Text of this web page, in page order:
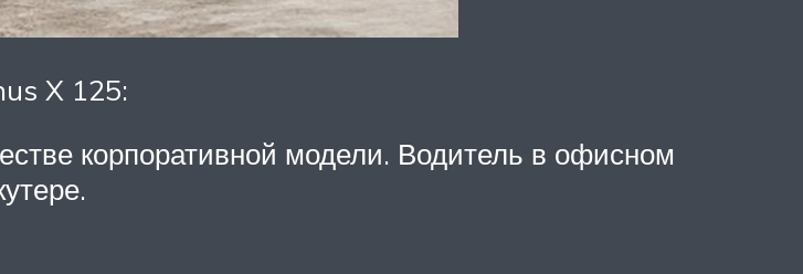
X 125:
корпоративной модели. Водитель в офисном